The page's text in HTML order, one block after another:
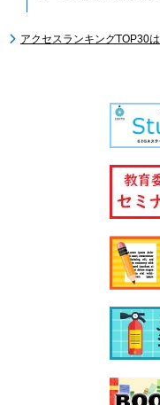
アクセスランキングTOP30